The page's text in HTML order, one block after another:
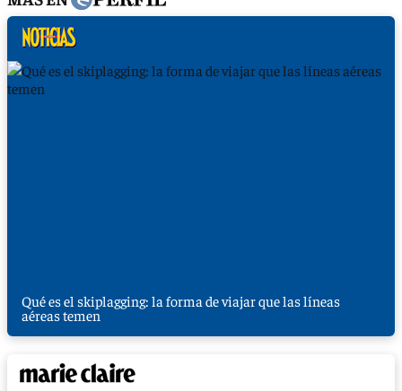
Qué es el skiplagging: la forma de viajar que las líneas
aéreas temen